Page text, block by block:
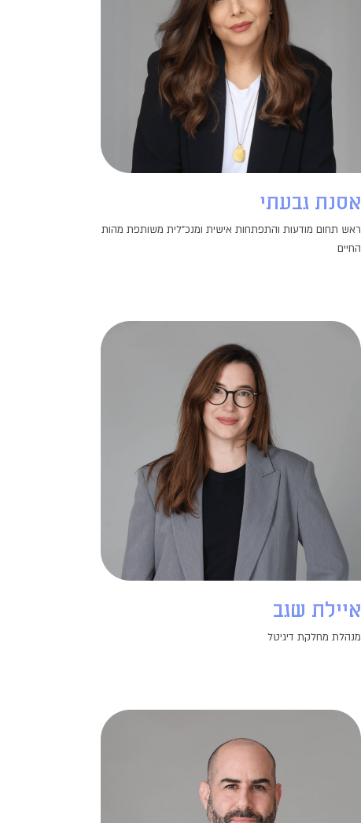
אסנת גבעתי
ראש תחום מודעות והתפתחות אישית ומנכ"לית משותפת מהות
החיים
איילת שגב
מנהלת מחלקת דיגיטל